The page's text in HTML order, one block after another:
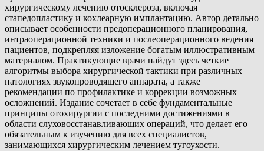
хирургическому лечению отосклероза, включая
стапедопластику и кохлеарную имплантацию. Автор детально
описывает особенности предоперационного планирования,
интраоперационной техники и послеоперационного ведения
пациентов, подкрепляя изложение богатым иллюстративным
материалом. Практикующие врачи найдут здесь четкие
алгоритмы выбора хирургической тактики при различных
патологиях звукопроводящего аппарата, а также
рекомендации по профилактике и коррекции возможных
осложнений. Издание сочетает в себе фундаментальные
принципы отохирургии с последними достижениями в
области слуховосстанавливающих операций, что делает его
обязательным к изучению для всех специалистов,
занимающихся хирургическим лечением тугоухости.